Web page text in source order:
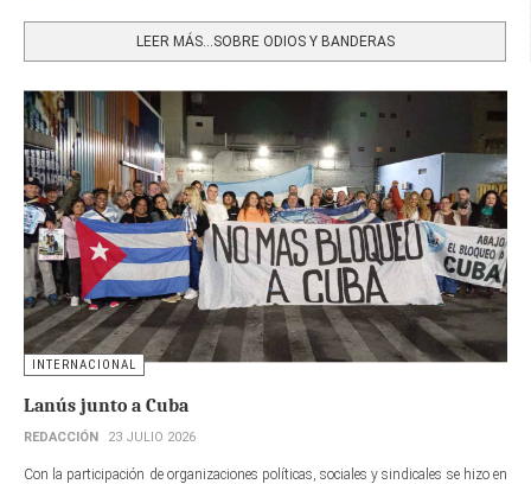
LEER MÁS…SOBRE ODIOS Y BANDERAS
INTERNACIONAL
Lanús junto a Cuba
REDACCIÓN 23 JULIO 2026
Con la participación de organizaciones políticas, sociales y sindicales se hizo en